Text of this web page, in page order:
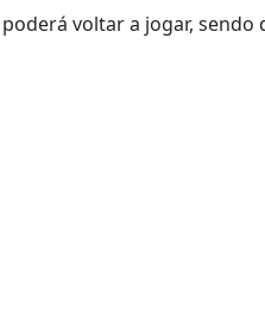
voltar a jogar,